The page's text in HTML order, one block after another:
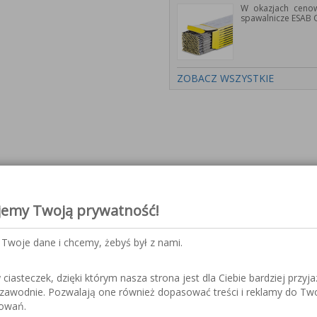
W okazjach
spawalnicze ESAB
ZOBACZ WSZYSTKIE
wybranych produktów
serii PYXAR
Twoją prywatność!
dane i chcemy, żebyś był z nami.
ciasteczek, dzięki którym nasza strona jest dla Ciebie bardziej
Pozwalają one również dopasować treści i reklamy do